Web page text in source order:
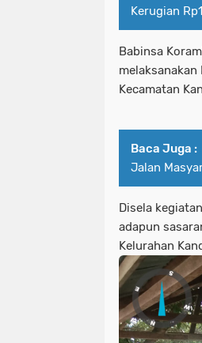
Kerugian
Babinsa
Kecamatan
Baca Juga :
Jalan
Disela
adapun
Kelurahan